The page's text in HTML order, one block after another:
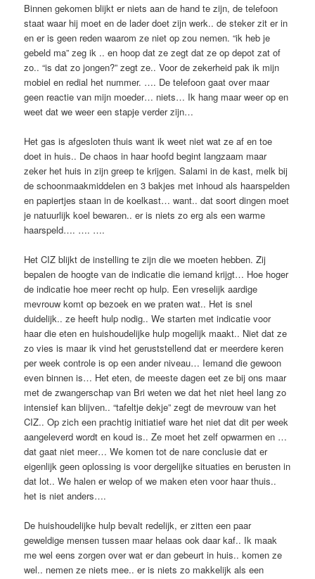
Binnen gekomen blijkt er niets aan de hand te zijn, de telefoon
staat waar hij moet en de lader doet zijn werk.. de steker zit er in
en er is geen reden waarom ze niet op zou nemen. “ik heb je
gebeld ma” zeg ik .. en hoop dat ze zegt dat ze op depot zat of
zo.. “is dat zo jongen?” zegt ze.. Voor de zekerheid pak ik mijn
mobiel en redial het nummer. …. De telefoon gaat over maar
geen reactie van mijn moeder… niets… Ik hang maar weer op en
weet dat we weer een stapje verder zijn…
Het gas is afgesloten thuis want ik weet niet wat ze af en toe
doet in huis.. De chaos in haar hoofd begint langzaam maar
zeker het huis in zijn greep te krijgen. Salami in de kast, melk bij
de schoonmaakmiddelen en 3 bakjes met inhoud als haarspelden
en papiertjes staan in de koelkast… want.. dat soort dingen moet
je natuurlijk koel bewaren.. er is niets zo erg als een warme
haarspeld…. …. ….
Het CIZ blijkt de instelling te zijn die we moeten hebben. Zij
bepalen de hoogte van de indicatie die iemand krijgt… Hoe hoger
de indicatie hoe meer recht op hulp. Een vreselijk aardige
mevrouw komt op bezoek en we praten wat.. Het is snel
duidelijk.. ze heeft hulp nodig.. We starten met indicatie voor
haar die eten en huishoudelijke hulp mogelijk maakt.. Niet dat ze
zo vies is maar ik vind het geruststellend dat er meerdere keren
per week controle is op een ander niveau… Iemand die gewoon
even binnen is… Het eten, de meeste dagen eet ze bij ons maar
met de zwangerschap van Bri weten we dat het niet heel lang zo
intensief kan blijven.. “tafeltje dekje” zegt de mevrouw van het
CIZ.. Op zich een prachtig initiatief ware het niet dat dit per week
aangeleverd wordt en koud is.. Ze moet het zelf opwarmen en …
dat gaat niet meer… We komen tot de nare conclusie dat er
eigenlijk geen oplossing is voor dergelijke situaties en berusten in
dat lot.. We halen er welop of we maken eten voor haar thuis..
het is niet anders….
De huishoudelijke hulp bevalt redelijk, er zitten een paar
geweldige mensen tussen maar helaas ook daar kaf.. Ik maak
me wel eens zorgen over wat er dan gebeurt in huis.. komen ze
wel.. nemen ze niets mee.. er is niets zo makkelijk als een